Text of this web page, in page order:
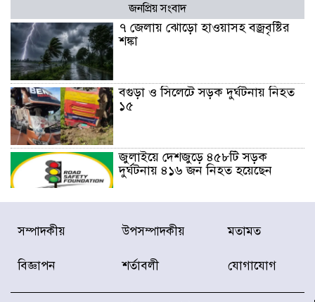
জনপ্রিয় সংবাদ
৭ জেলায় ঝোড়ো হাওয়াসহ বজ্রবৃষ্টির
শঙ্কা
বগুড়া ও সিলেটে সড়ক দুর্ঘটনায় নিহত
১৫
জুলাইয়ে দেশজুড়ে ৪৫৮টি সড়ক
দুর্ঘটনায় ৪১৬ জন নিহত হয়েছেন
হারিয়ে যাওয়া শিশুকে পরিবারের কাছে
ফিরিয়ে প্রশংসায় ভাসছেন খিলক্ষেত
সম্পাদকীয় উপসম্পাদকীয় মতামত
বিজ্ঞাপন শর্তাবলী যোগাযোগ